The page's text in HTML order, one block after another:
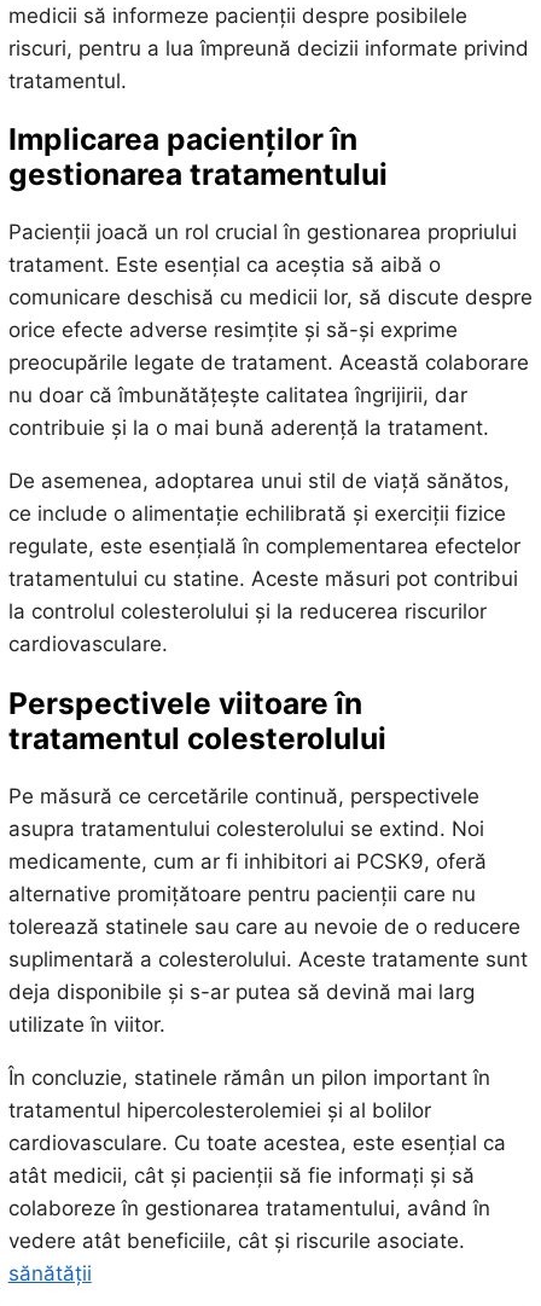
medicii să informeze pacienții despre posibilele
riscuri, pentru a lua împreună decizii informate privind
tratamentul.
Implicarea pacienților în
gestionarea tratamentului
Pacienții joacă un rol crucial în gestionarea propriului
tratament. Este esențial ca aceștia să aibă o
comunicare deschisă cu medicii lor, să discute despre
orice efecte adverse resimțite și să-și exprime
preocupările legate de tratament. Această colaborare
nu doar că îmbunătățește calitatea îngrijirii, dar
contribuie și la o mai bună aderență la tratament.
De asemenea, adoptarea unui stil de viață sănătos,
ce include o alimentație echilibrată și exerciții fizice
regulate, este esențială în complementarea efectelor
tratamentului cu statine. Aceste măsuri pot contribui
la controlul colesterolului și la reducerea riscurilor
cardiovasculare.
Perspectivele viitoare în
tratamentul colesterolului
Pe măsură ce cercetările continuă, perspectivele
asupra tratamentului colesterolului se extind. Noi
medicamente, cum ar fi inhibitori ai PCSK9, oferă
alternative promițătoare pentru pacienții care nu
tolerează statinele sau care au nevoie de o reducere
suplimentară a colesterolului. Aceste tratamente sunt
deja disponibile și s-ar putea să devină mai larg
utilizate în viitor.
În concluzie, statinele rămân un pilon important în
tratamentul hipercolesterolemiei și al bolilor
cardiovasculare. Cu toate acestea, este esențial ca
atât medicii, cât și pacienții să fie informați și să
colaboreze în gestionarea tratamentului, având în
vedere atât beneficiile, cât și riscurile asociate.
sănătății